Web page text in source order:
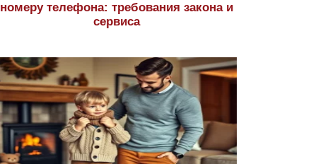
номеру телефона: требования закона и
сервиса